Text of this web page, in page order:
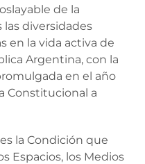
de la
diversidades
en la vida activa de
Argentina, con la
en el año
Constitucional a
la Condición que
Espacios, los Medios